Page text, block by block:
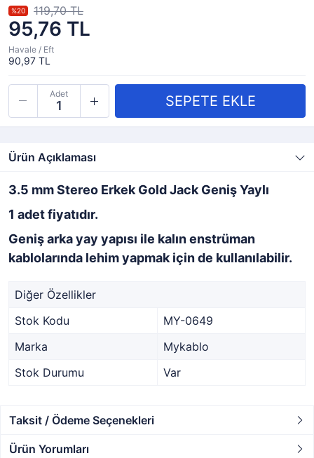
95,76 TL
%20 119,70 TL
Havale / Eft
90,97 TL
Adet
Ürün Açıklaması
3.5 mm Stereo Erkek Gold Jack Geniş Yaylı
1 adet fiyatıdır.
Geniş arka yay yapısı ile kalın enstrüman
kablolarında lehim yapmak için de kullanılabilir.
Diğer Özellikler
Stok Kodu
MY-0649
Marka
Mykablo
Stok Durumu
Var
Taksit / Ödeme Seçenekleri
Ürün Yorumları